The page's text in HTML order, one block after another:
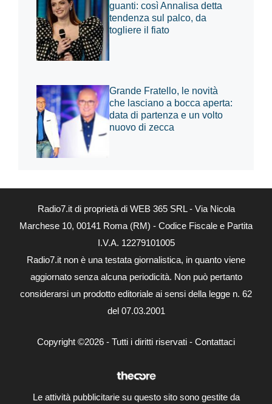
guanti: così Annalisa detta
tendenza sul palco, da
togliere il fiato
Grande Fratello, le novità
che lasciano a bocca aperta:
data di partenza e un volto
nuovo di zecca
Radio7.it di proprietà di WEB 365 SRL - Via Nicola
Marchese 10, 00141 Roma (RM) - Codice Fiscale e Partita
I.V.A. 12279101005
Radio7.it non è una testata giornalistica, in quanto viene
aggiornato senza alcuna periodicità. Non può pertanto
considerarsi un prodotto editoriale ai sensi della legge n. 62
del 07.03.2001
Copyright ©2026 - Tutti i diritti riservati - Contattaci
Le attività pubblicitarie su questo sito sono gestite da